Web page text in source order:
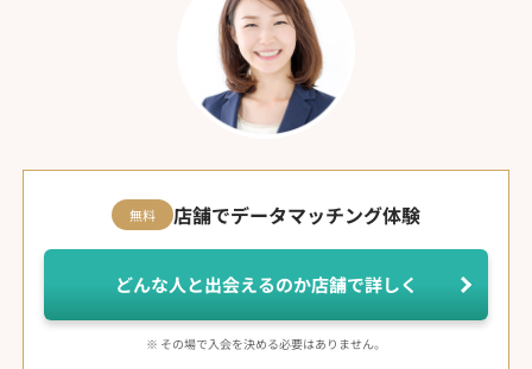
無料 店舗でデータマッチング体験
どんな人と出会えるのか店舗で詳しく
※ その場で入会を決める必要はありません。